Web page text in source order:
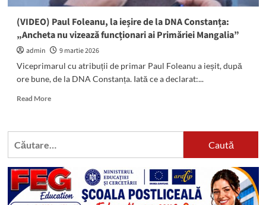
(VIDEO) Paul Foleanu, la ieșire de la DNA Constanța:
„Ancheta nu vizează funcționari ai Primăriei Mangalia”
admin
9 martie 2026
Viceprimarul cu atribuții de primar Paul Foleanu a ieșit, după
ore bune, de la DNA Constanța. Iată ce a declarat:...
Read MoreRead
(VIDEO)
ieșire
de
la
Caută